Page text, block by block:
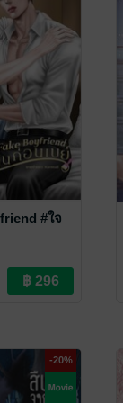
#ใจ
/ Yaoi
-20%